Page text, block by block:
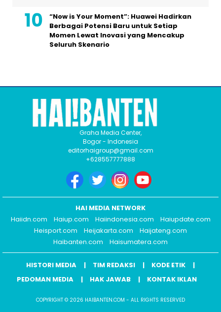
“Now is Your Moment”: Huawei Hadirkan
Berbagai Potensi Baru untuk Setiap
Momen Lewat Inovasi yang Mencakup
Seluruh Skenario
Graha Media Center,
Bogor - Indonesia
editorhaigroup@gmail.com
+628557777888
HAI MEDIA NETWORK
Haiidn.com
Haiup.com Haiindonesia.com
Haiupdate.com
Heisport.com
Heijakarta.com
Haijateng.com
Haibanten.com
Haisumatera.com
HISTORI MEDIA TIM REDAKSI
KODE ETIK
PEDOMAN MEDIA
HAK JAWAB KONTAK IKLAN
COPYRIGHT © 2026 HAIBANTEN.COM - ALL RIGHTS RESERVED